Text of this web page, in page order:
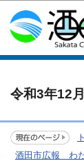
令和3年12
酒田市広報 わ